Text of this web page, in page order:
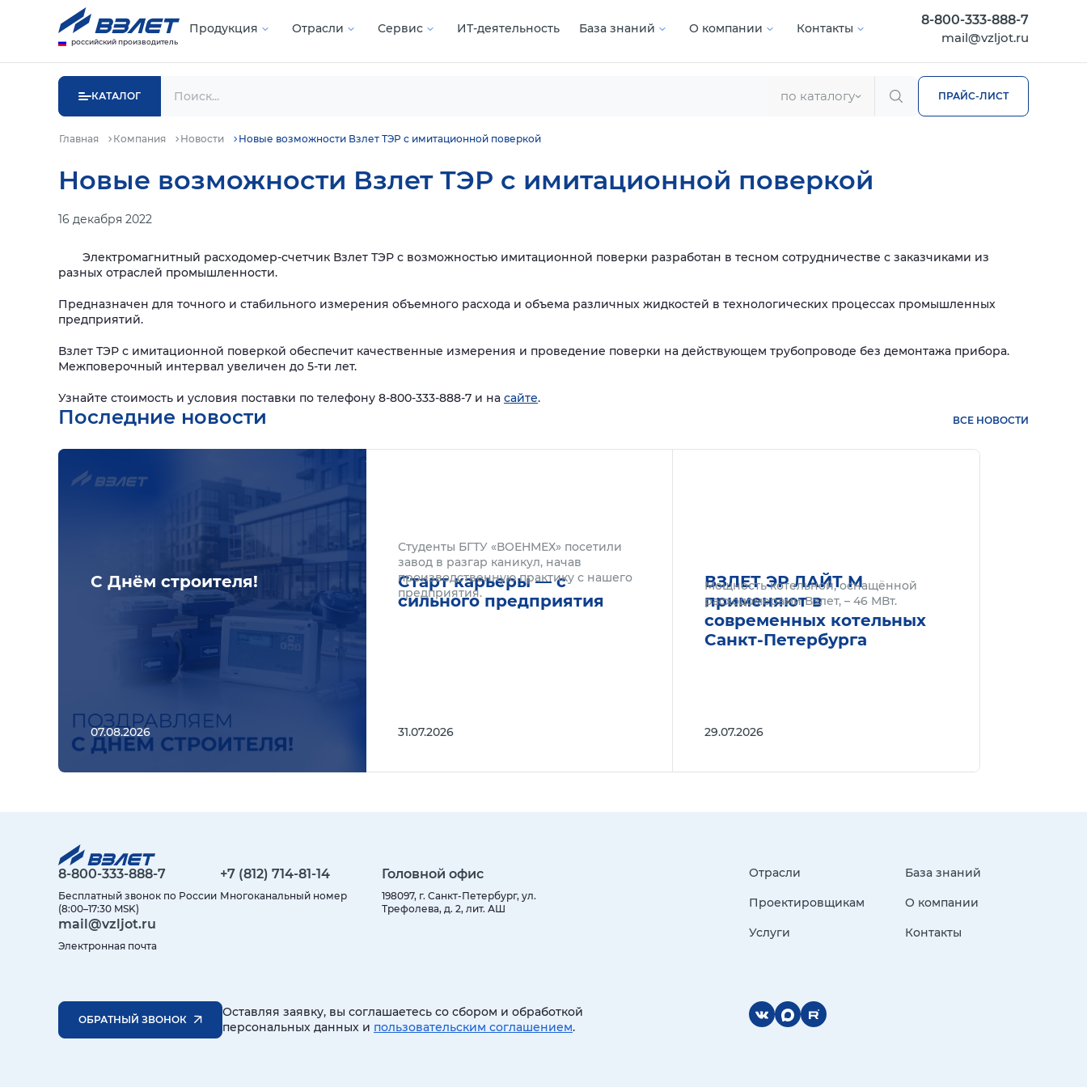
российский производитель
Продукция Отрасли Сервис ИТ-деятельность База знаний О компании Контакты
8-800-333-888-7
mail@vzljot.ru
КАТАЛОГ по каталогу ПРАЙС-ЛИСТ
Главная Компания Новости Новые возможности Взлет ТЭР с имитационной поверкой
Новые возможности Взлет ТЭР с имитационной поверкой
16 декабря 2022
Электромагнитный расходомер-счетчик Взлет ТЭР с возможностью имитационной поверки разработан в тесном сотрудничестве с заказчиками из
разных отраслей промышленности.
Предназначен для точного и стабильного измерения объемного расхода и объема различных жидкостей в технологических процессах промышленных
предприятий.
Взлет ТЭР с имитационной поверкой обеспечит качественные измерения и проведение поверки на действующем трубопроводе без демонтажа прибора.
Межповерочный интервал увеличен до 5-ти лет.
Узнайте стоимость и условия поставки по телефону 8-800-333-888-7 и на сайте.
Последние новости
С Днём строителя!
07.08.2026
Старт карьеры — с
сильного предприятия
Студенты БГТУ «ВОЕНМЕХ» посетили
завод в разгар каникул, начав
производственную практику с нашего
предприятия.
31.07.2026
ВЗЛЕТ ЭР ЛАЙТ М
применяют в
современных котельных
Санкт-Петербурга
Мощность котельной, оснащённой
расходомерами Взлет, – 46 МВт.
29.07.2026
Подробнее
ВСЕ НОВОСТИ
8-800-333-888-7
Бесплатный звонок по России
(8:00–17:30 MSK)
+7 (812) 714-81-14
Многоканальный номер
Головной офис
198097, г. Санкт-Петербург, ул.
Трефолева, д. 2, лит. АШ
mail@vzljot.ru
Электронная почта
Отрасли
Проектировщикам
Услуги
База знаний
О компании
Контакты
ОБРАТНЫЙ ЗВОНОК
Оставляя заявку, вы соглашаетесь со сбором и обработкой
персональных данных и пользовательским соглашением.